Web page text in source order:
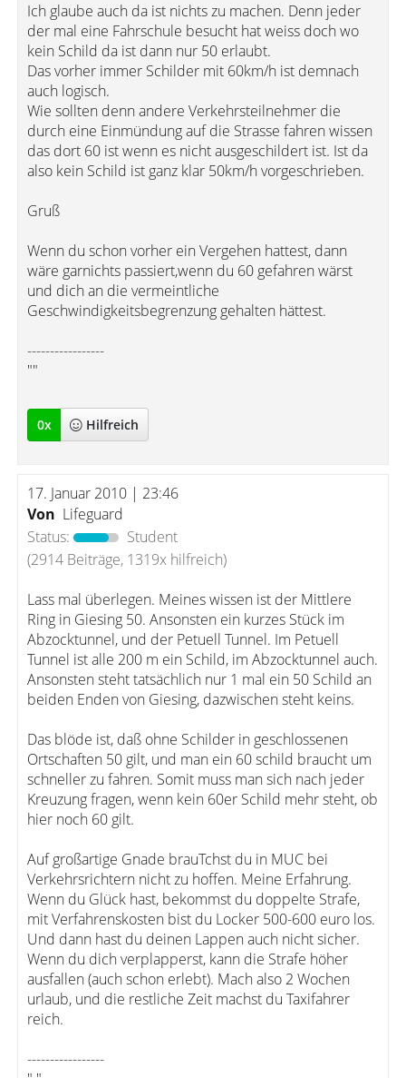
Ich glaube auch da ist nichts zu machen. Denn jeder
der mal eine Fahrschule besucht hat weiss doch wo
kein Schild da ist dann nur 50 erlaubt.
Das vorher immer Schilder mit 60km/h ist demnach
auch logisch.
Wie sollten denn andere Verkehrsteilnehmer die
durch eine Einmündung auf die Strasse fahren wissen
das dort 60 ist wenn es nicht ausgeschildert ist. Ist da
also kein Schild ist ganz klar 50km/h vorgeschrieben.
Gruß
Wenn du schon vorher ein Vergehen hattest, dann
wäre garnichts passiert,wenn du 60 gefahren wärst
und dich an die vermeintliche
Geschwindigkeitsbegrenzung gehalten hättest.
-----------------
""
0x Hilfreich
17. Januar 2010 | 23:46
Von Lifeguard
Status:
Student
(2914 Beiträge, 1319x hilfreich)
Lass mal überlegen. Meines wissen ist der Mittlere
Ring in Giesing 50. Ansonsten ein kurzes Stück im
Abzocktunnel, und der Petuell Tunnel. Im Petuell
Tunnel ist alle 200 m ein Schild, im Abzocktunnel auch.
Ansonsten steht tatsächlich nur 1 mal ein 50 Schild an
beiden Enden von Giesing, dazwischen steht keins.
Das blöde ist, daß ohne Schilder in geschlossenen
Ortschaften 50 gilt, und man ein 60 schild braucht um
schneller zu fahren. Somit muss man sich nach jeder
Kreuzung fragen, wenn kein 60er Schild mehr steht, ob
hier noch 60 gilt.
Auf großartige Gnade brauTchst du in MUC bei
Verkehrsrichtern nicht zu hoffen. Meine Erfahrung.
Wenn du Glück hast, bekommst du doppelte Strafe,
mit Verfahrenskosten bist du Locker 500-600 euro los.
Und dann hast du deinen Lappen auch nicht sicher.
Wenn du dich verplapperst, kann die Strafe höher
ausfallen (auch schon erlebt). Mach also 2 Wochen
urlaub, und die restliche Zeit machst du Taxifahrer
reich.
-----------------